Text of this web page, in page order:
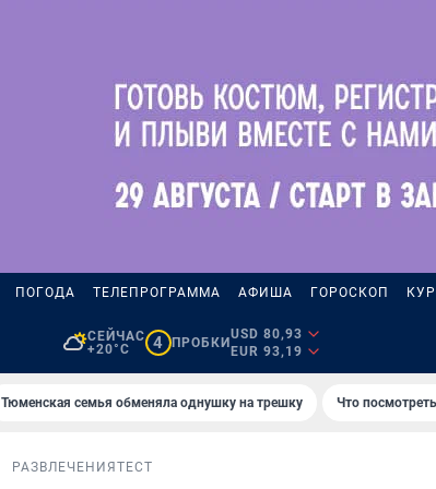
ПОГОДА ТЕЛЕПРОГРАММА АФИША ГОРОСКОП
СЕЙЧАС
+20°C
4 ПРОБКИ
USD 80,93
EUR 93,19
Тюменская семья обменяла однушку на трешку Что
РАЗВЛЕЧЕНИЯ ТЕСТ